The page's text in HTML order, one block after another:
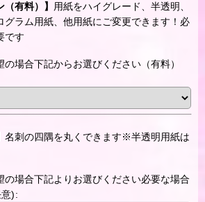
（有料）】 用紙をハイグレード、半透明、
グラム用紙、他用紙にご変更できます！必
です
の場合下記からお選びください（有料）
名刺の四隅を丸くできます※半透明用紙は
の場合下記よりお選びください必要な場合
):